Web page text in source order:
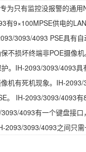
为只有监控没报警的通
9×100MPSE供电的
3093/4093 PSE具有
不损坏终端非POE摄像
。IH-2093/3093/4093
机有死机现象。IH-
。 IH-2093/3093/4093
4093有一个键盘接
3093/4093之间只需